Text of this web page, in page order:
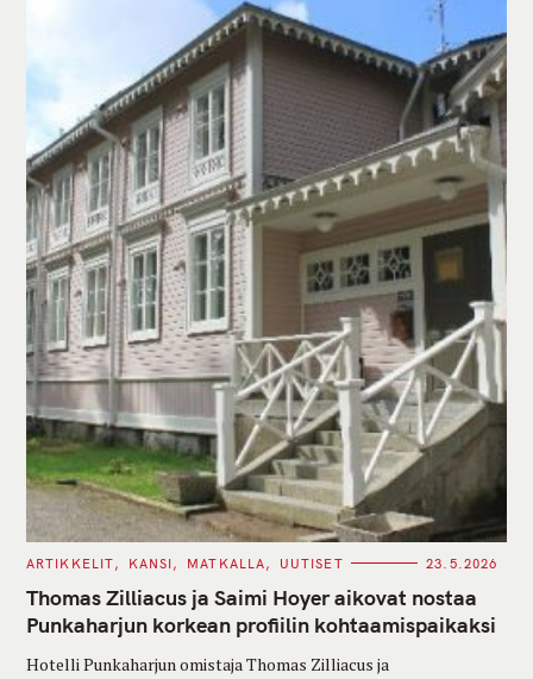
C
T
E
G
O
I
ARTIKKELIT KANSI MATKALLA UUTISET 23.5.2026
Thomas Zilliacus ja Saimi Hoyer aikovat nostaa
Punkaharjun korkean profiilin kohtaamispaikaksi
Hotelli Punkaharjun omistaja Thomas Zilliacus ja